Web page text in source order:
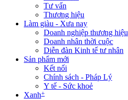
Tư vấn
Thương hiệu
Làm giàu - Xưa nay
Doanh nghiệp thương hiệu
Doanh nhân thời cuộc
Diễn đàn Kinh tế tư nhân
Sản phẩm mới
Kết nối
Chính sách - Pháp Lý
Y tế - Sức khoẻ
Xanh+